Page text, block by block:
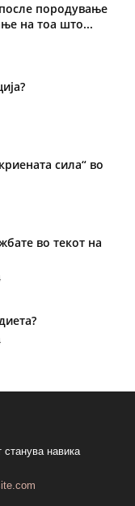
породување
на тоа што...
сила“ во
во текот на
навика